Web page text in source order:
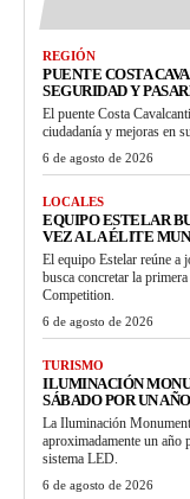
REGIÓN
PUENTE COSTA
SEGURIDAD Y
El puente Costa
ciudadanía y mejoras en
6 de agosto de 2026
LOCALES
EQUIPO ESTELAR
VEZ A LA ÉLITE
El equipo Estelar reúne a
busca concretar la
Competition.
6 de agosto de 2026
TURISMO
ILUMINACIÓN
SÁBADO POR UN AÑO
La Iluminación
aproximadamente un año
sistema LED.
6 de agosto de 2026